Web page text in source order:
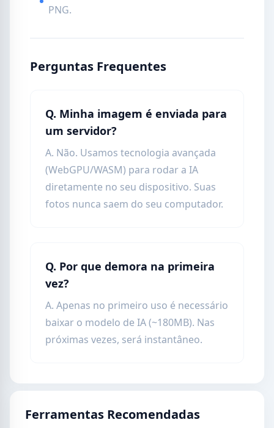
PNG.
Perguntas Frequentes
Q. Minha imagem é enviada para
um servidor?
A. Não. Usamos tecnologia avançada
(WebGPU/WASM) para rodar a IA
diretamente no seu dispositivo. Suas
fotos nunca saem do seu computador.
Q. Por que demora na primeira
vez?
A. Apenas no primeiro uso é necessário
baixar o modelo de IA (~180MB). Nas
próximas vezes, será instantâneo.
Ferramentas Recomendadas